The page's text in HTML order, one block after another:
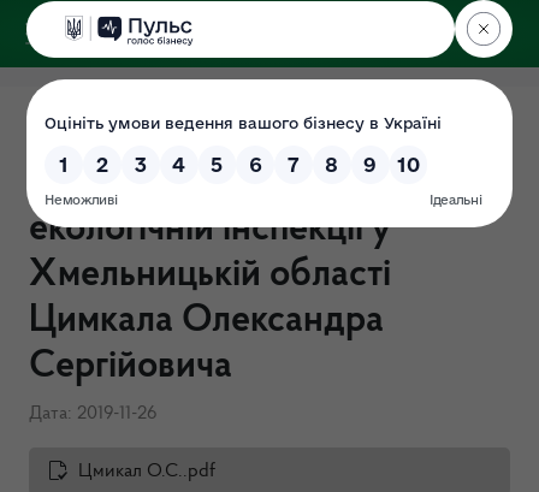
ДЕРЖЕКОІНСПЕКЦІЯ
у Хмельницькій області
Перевірка "Про очищення
влади" в Державній
екологічній інспекції у
Хмельницькій області
Цимкала Олександра
Сергійовича
Дата: 2019-11-26
Цмикал О.С..pdf